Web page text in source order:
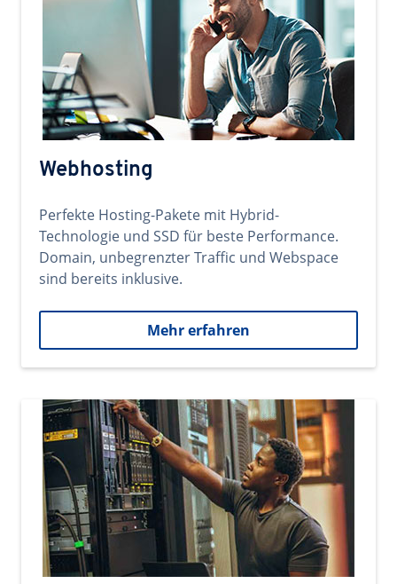
Webhosting
Perfekte Hosting-Pakete mit Hybrid-
Technologie und SSD für beste Performance.
Domain, unbegrenzter Traffic und Webspace
sind bereits inklusive.
Mehr erfahren